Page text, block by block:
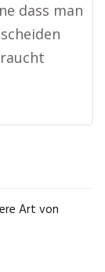
dass man
Art von